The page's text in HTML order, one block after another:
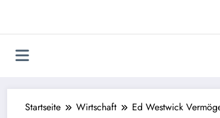
Startseite Wirtschaft Ed Westwick